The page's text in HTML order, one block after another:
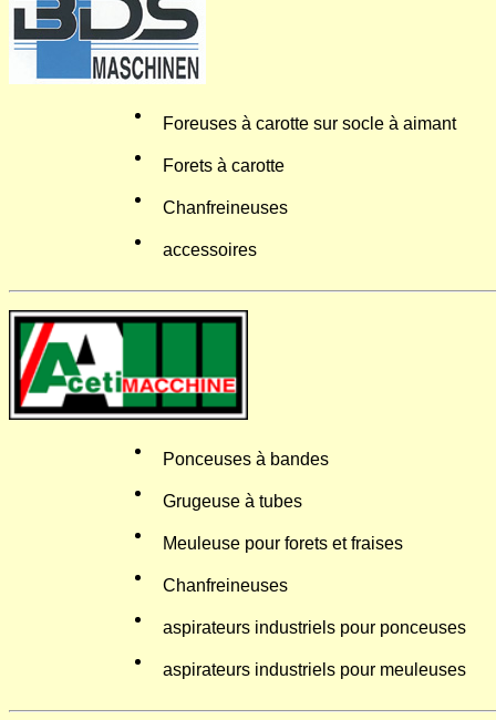
Foreuses à carotte sur socle à aimant
Forets à carotte
Chanfreineuses
accessoires
Ponceuses à bandes
Grugeuse à tubes
Meuleuse pour forets et fraises
Chanfreineuses
aspirateurs industriels pour ponceuses
aspirateurs industriels pour meuleuses